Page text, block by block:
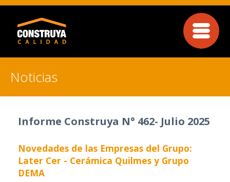
Noticias
Informe Construya N° 462- Julio 2025
Novedades de las Empresas del Grupo:
Later Cer - Cerámica Quilmes y Grupo
DEMA